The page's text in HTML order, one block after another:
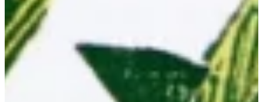
E-Books
Eventos